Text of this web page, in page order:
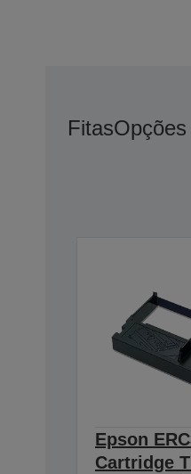
FitasOpções
Epson
Cartridge